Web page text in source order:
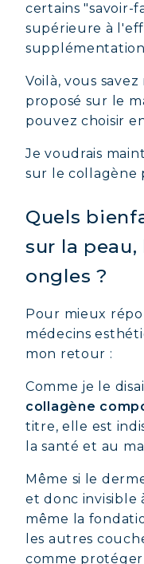
certains "savoir-
supérieure à
Voilà, vous
proposé sur le
pouvez choisir
Je voudrais
sur le collagène
Quels
sur la peau,
ongles ?
Pour mieux
médecins
mon retour :
Comme je le
collagène
titre, elle est
la santé et au
Même si le
et donc invisible
même la
les autres
comme